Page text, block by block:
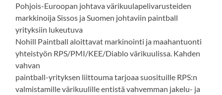
Pohjois-Euroopan johtava värikuulapelivarusteiden
markkinoija Sissos ja Suomen johtaviin paintball
yrityksiin lukeutuva
Nohill Paintball aloittavat markinointi ja maahantuonti
yhteistyön RPS/PMI/KEE/Diablo värikuulissa. Kahden
vahvan
paintball-yrityksen liittouma tarjoaa suosituille RPS:n
valmistamille värikuulille entistä vahvemman jakelu- ja